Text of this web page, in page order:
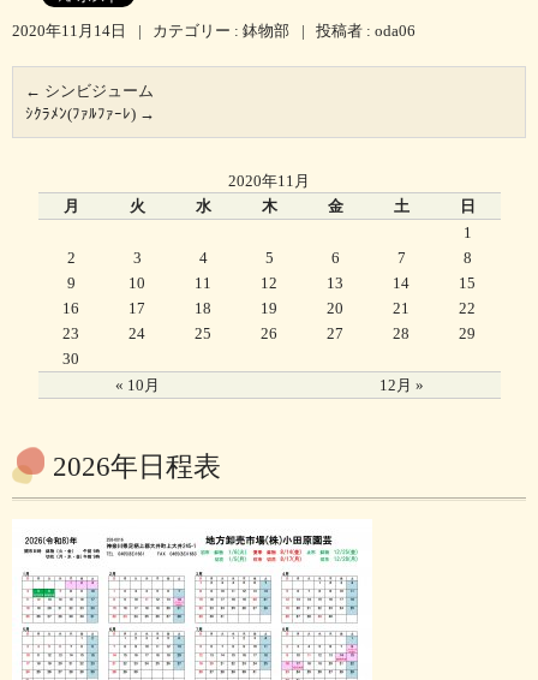
2020年11月14日 | カテゴリー : 鉢物部 | 投稿者 : oda06
← シンビジューム
ｼｸﾗﾒﾝ(ﾌｧﾙﾌｧｰﾚ) →
2020年11月
月
火 水 木 金 土 日
« 10月 12月 »
1
2
3 4 5 6 7
8
9
10 11 12 13 14
15
16
17 18 19 20 21
22
23
24 25 26 27 28
29
30
2026年日程表